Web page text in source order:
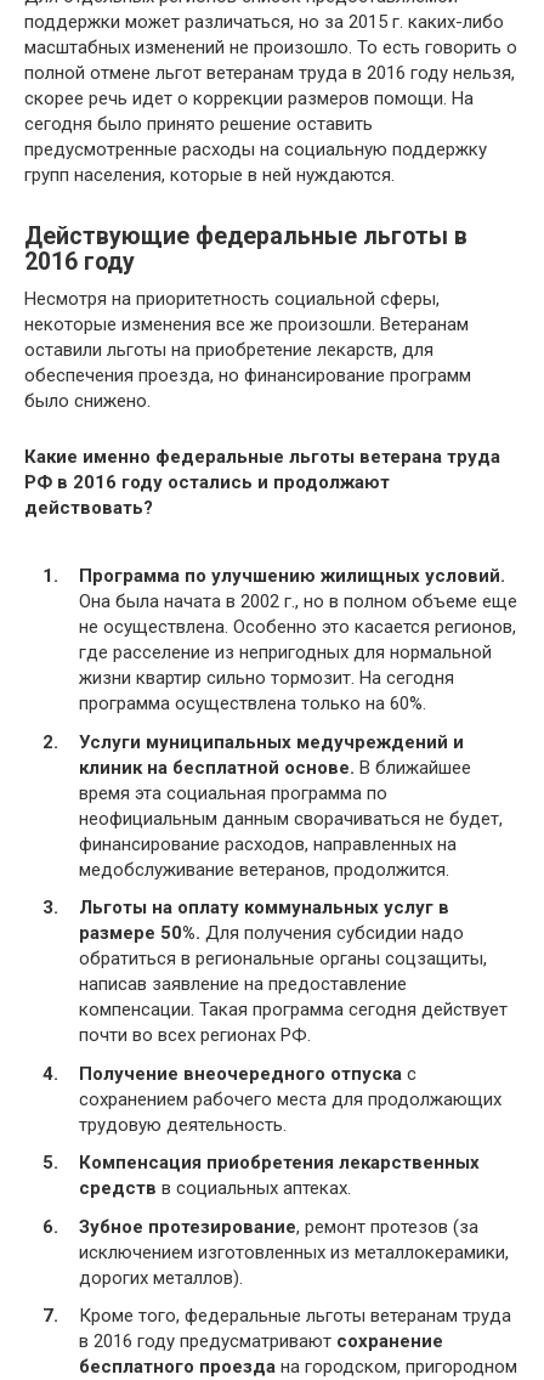
поддержки может различаться, но за 2015 г. каких-либо
масштабных изменений не произошло. То есть говорить о
полной отмене льгот ветеранам труда в 2016 году нельзя,
скорее речь идет о коррекции размеров помощи. На
сегодня было принято решение оставить
предусмотренные расходы на социальную поддержку
групп населения, которые в ней нуждаются.
Действующие федеральные льготы в
2016 году
Несмотря на приоритетность социальной сферы,
некоторые изменения все же произошли. Ветеранам
оставили льготы на приобретение лекарств, для
обеспечения проезда, но финансирование программ
было снижено.
Какие именно федеральные льготы ветерана труда
РФ в 2016 году остались и продолжают
действовать?
Программа по улучшению жилищных условий.
Она была начата в 2002 г., но в полном объеме еще
не осуществлена. Особенно это касается регионов,
где расселение из непригодных для нормальной
жизни квартир сильно тормозит. На сегодня
программа осуществлена только на 60%.
Услуги муниципальных медучреждений и
клиник на бесплатной основе. В ближайшее
время эта социальная программа по
неофициальным данным сворачиваться не будет,
финансирование расходов, направленных на
медобслуживание ветеранов, продолжится.
Льготы на оплату коммунальных услуг в
размере 50%. Для получения субсидии надо
обратиться в региональные органы соцзащиты,
написав заявление на предоставление
компенсации. Такая программа сегодня действует
почти во всех регионах РФ.
Получение внеочередного отпуска с
сохранением рабочего места для продолжающих
трудовую деятельность.
Компенсация приобретения лекарственных
средств в социальных аптеках.
Зубное протезирование, ремонт протезов (за
исключением изготовленных из металлокерамики,
дорогих металлов).
Кроме того, федеральные льготы ветеранам труда
в 2016 году предусматривают сохранение
бесплатного проезда на городском, пригородном